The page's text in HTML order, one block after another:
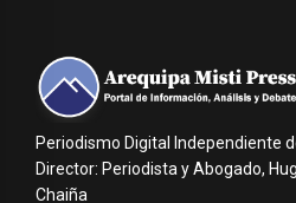
Periodismo Digital Independiente
Director: Periodista y Abogado,
Chaiña